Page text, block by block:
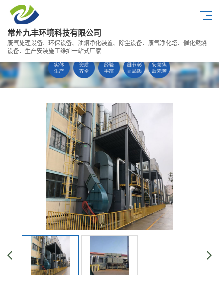
常州九丰环境科技有限公司
废气处理设备、环保设备、油烟净化装置、除尘设备、废气净化塔、催化燃烧
设备、生产安装施工维护一站式厂家